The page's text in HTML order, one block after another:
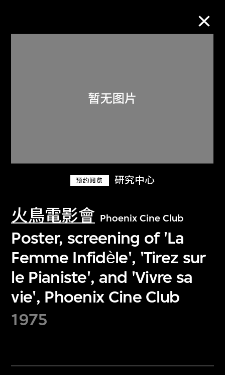
预约阅览 研究中心
火鳥電影會 Phoenix Cine Club
Poster, screening of 'La
Femme Infidѐle', 'Tirez sur
le Pianiste', and 'Vivre sa
vie', Phoenix Cine Club
1975
关于M+藏品
探索世界顶级的二十及二十一世纪视觉
文化藏品。